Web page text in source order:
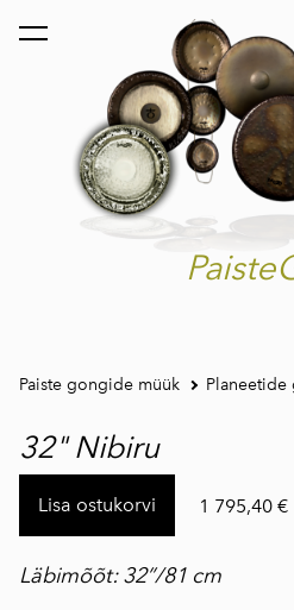
lisati ostukorvi. Vaata
Paiste gongide müük Planeetide
32" Nibiru
Lisa ostukorvi 1 795,40 €
Läbimõõt: 32”/81 cm